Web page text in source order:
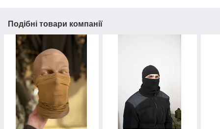
Подібні товари компанії